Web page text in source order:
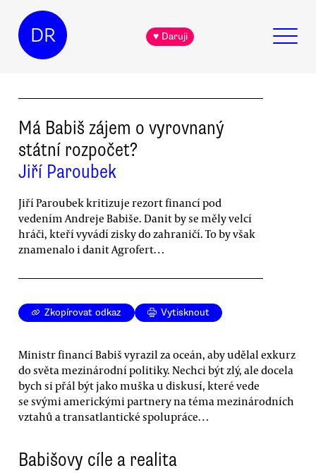
DR ♥ Daruji
Má Babiš zájem o vyrovnaný
státní rozpočet?
Jiří Paroubek
Jiří Paroubek kritizuje rezort financí pod
vedením Andreje Babiše. Danit by se měly velcí
hráči, kteří vyvádí zisky do zahraničí. To by však
znamenalo i danit Agrofert…
Zkopírovat odkaz Vytisknout
Ministr financí Babiš vyrazil za oceán, aby udělal exkurz
do světa mezinárodní politiky. Nechci být zlý, ale docela
bych si přál být jako muška u diskusí, které vede
se svými americkými partnery na téma mezinárodních
vztahů a transatlantické spolupráce…
Babišovy cíle a realita